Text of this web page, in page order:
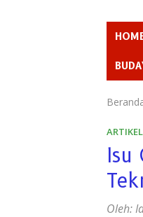
Isu
Oleh: